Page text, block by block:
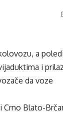
a
i
da voze
Crno Blato-